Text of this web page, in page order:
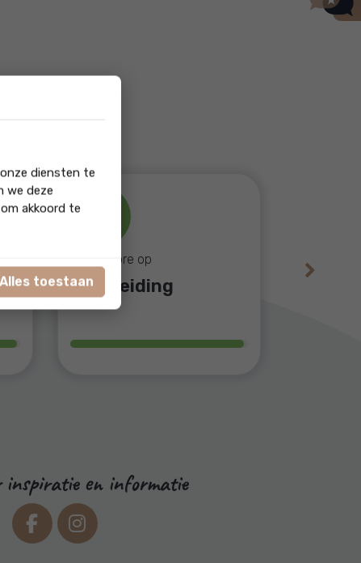
onze score op
Begeleiding
Next
inspiratie en informatie
diensten te
we deze
akkoord te
Alles toestaan